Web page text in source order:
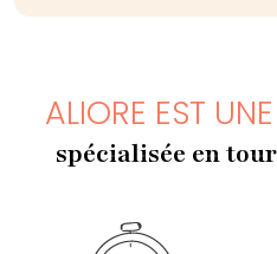
ALIORE EST
spécialisée en